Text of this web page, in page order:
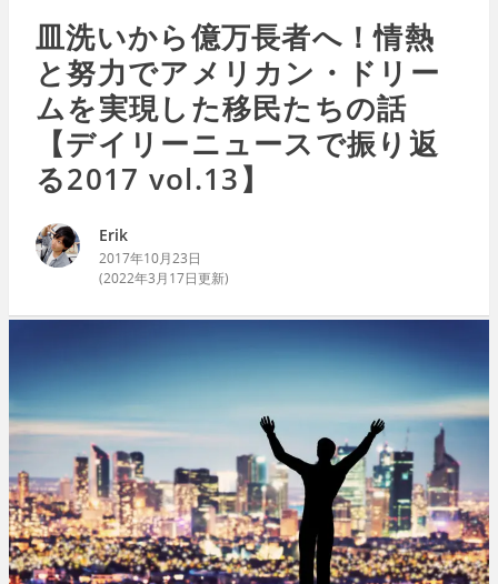
皿洗いから億万長者へ！情熱
と努力でアメリカン・ドリー
ムを実現した移民たちの話
【デイリーニュースで振り返
る2017 vol.13】
Erik
2017年10月23日
(2022年3月17日更新)